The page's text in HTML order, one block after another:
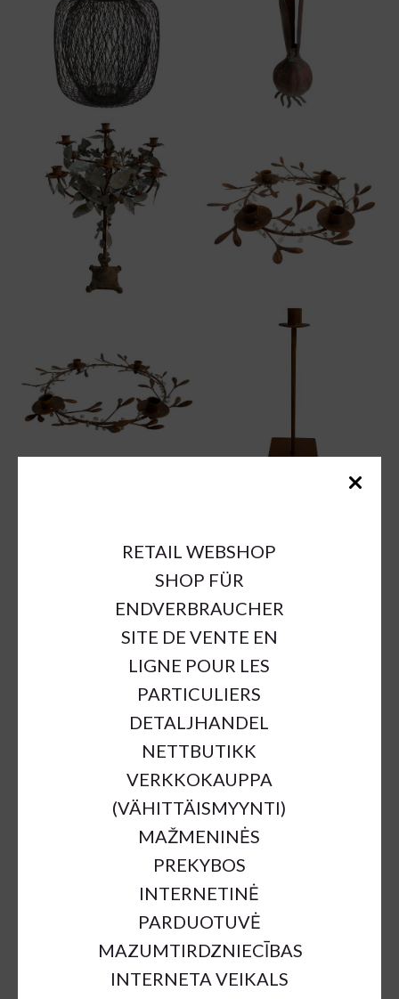
RETAIL WEBSHOP
SHOP FÜR
ENDVERBRAUCHER
SITE DE VENTE EN
LIGNE POUR LES
PARTICULIERS
DETALJHANDEL
NETTBUTIKK
VERKKOKAUPPA
(VÄHITTÄISMYYNTI)
MAŽMENINĖS
PREKYBOS
INTERNETINĖ
PARDUOTUVĖ
MAZUMTIRDZNIECĪBAS
INTERNETA VEIKALS